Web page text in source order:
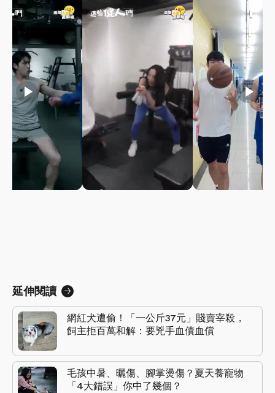
play_arrow play_arrow play_arrow
延伸閱讀
網紅犬遭偷！「一公斤37元」賤賣宰殺，
飼主拒百萬和解：要兇手血債血償
毛孩中暑、曬傷、腳掌燙傷？夏天養寵物
「4大錯誤」你中了幾個？